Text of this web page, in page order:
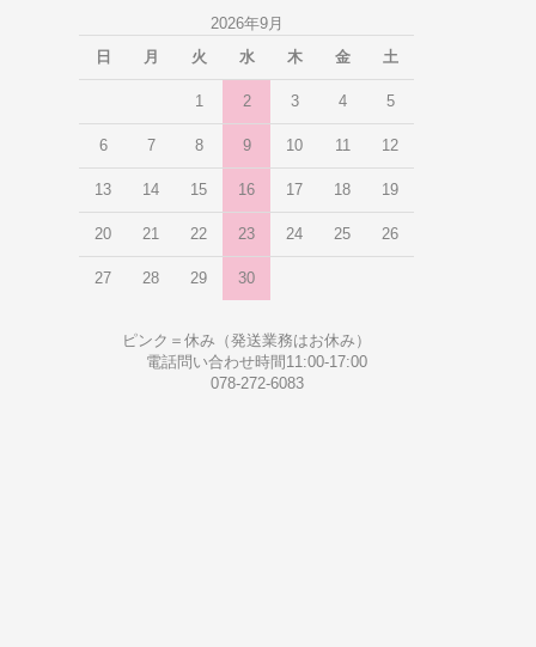
2026年9月
日
月 火 水 木 金 土
1 2 3 4 5
6 7 8 9 10 11 12
13 14 15 16 17 18 19
20 21 22 23 24 25 26
27 28 29 30
ピンク＝休み（発送業務はお休み）
電話問い合わせ時間11:00-17:00
078-272-6083